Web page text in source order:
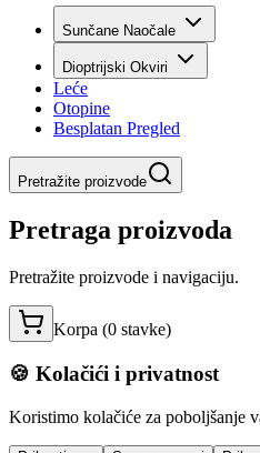
Sunčane Naočale
Dioptrijski Okviri
Leće
Otopine
Besplatan Pregled
Pretražite proizvode
Pretraga proizvoda
Pretražite proizvode i navigaciju.
Korpa (0 stavke)
🍪 Kolačići i privatnost
Koristimo kolačiće za poboljšanje